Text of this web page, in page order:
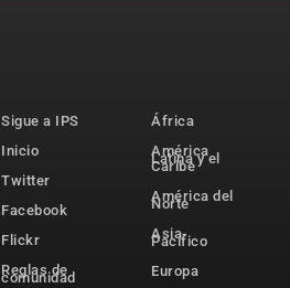
Sigue a IPS
Inicio
Twitter
Facebook
Flickr
Reglas de
comunidad
África
América
Latina y el
Caribe
América del
Norte
Asia-
Pacífico
Europa